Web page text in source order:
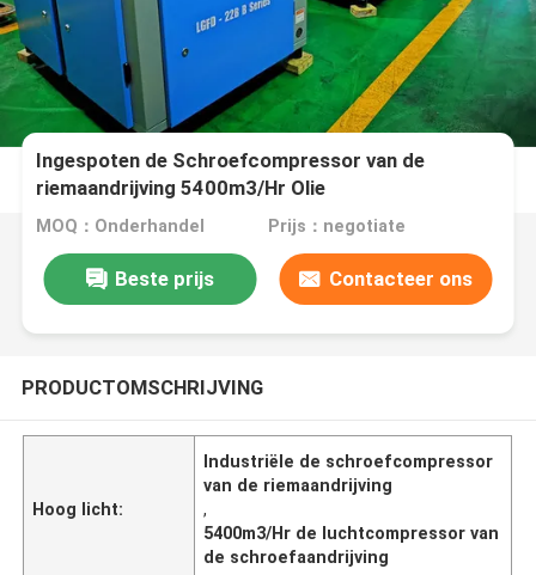
Ingespoten de Schroefcompressor van de
riemaandrijving 5400m3/Hr Olie
MOQ：Onderhandel Prijs：negotiate
Beste prijs Contacteer ons
PRODUCTOMSCHRIJVING
Hoog licht:
Industriële de schroefcompressor
van de riemaandrijving
,
5400m3/Hr de luchtcompressor van
de schroefaandrijving